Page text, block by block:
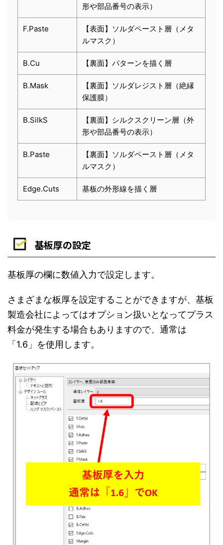
形や部品番号の表示）
F.Paste
【表面】ソルダペースト層（メタ
ルマスク）
B.Cu 【裏面】パターンを描く層
B.Mask
【裏面】ソルダレジスト層（絶縁
保護膜）
B.SilkS
【裏面】シルクスクリーン層（外
形や部品番号の表示）
B.Paste
【裏面】ソルダペースト層（メタ
ルマスク）
Edge.Cuts 基板の外形線を描く層
基板厚の設定
基板厚の欄に数値入力で設定します。
さまざまな板厚を設定することができますが、基板
製造会社によってはオプション扱いとなってプラス
料金が発生する場合もありますので、通常は
「1.6」を使用します。